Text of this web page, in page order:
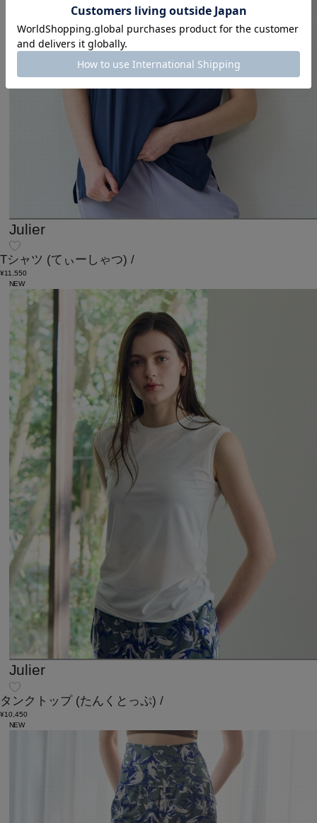
Julier
Tシャツ (てぃーしゃつ) /
¥11,550
NEW
Julier
タンクトップ (たんくとっぷ) /
¥10,450
NEW